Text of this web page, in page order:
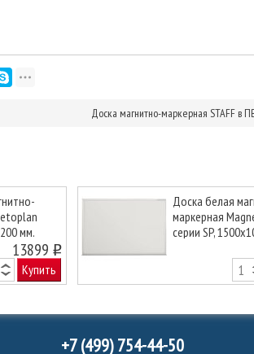
Доска магнитно-маркерная STAFF в
мм.
13899 o
Купить
Доска белая
маркерная
серии SP,
+7 (499) 754-44-50